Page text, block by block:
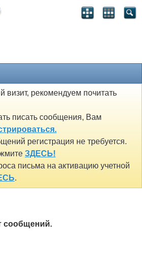
визит, рекомендуем почитать
писать сообщения, Вам
регистрация не требуется.
ЗДЕСЬ!
письма на активацию учетной
.
сообщений.